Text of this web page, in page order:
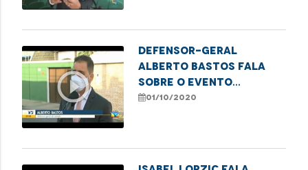
play_circle_outline
Defensor-geral
Alberto Bastos fala
sobre o evento
realizado para
01/10/2020